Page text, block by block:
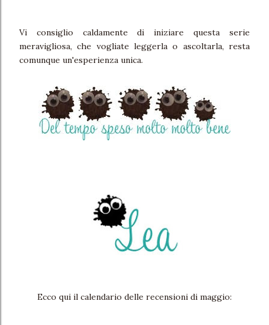
Vi consiglio caldamente di iniziare questa serie
meravigliosa, che vogliate leggerla o ascoltarla, resta
comunque un'esperienza unica.
Ecco qui il calendario delle recensioni di maggio: